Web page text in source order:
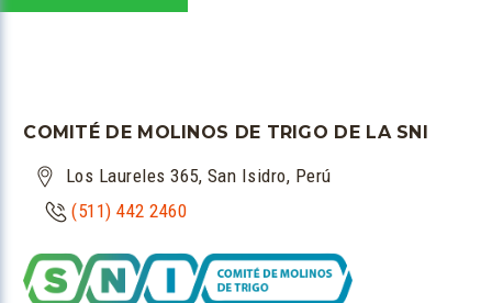
COMITÉ DE MOLINOS DE TRIGO DE LA SNI
Los Laureles 365, San Isidro, Perú
(511) 442 2460